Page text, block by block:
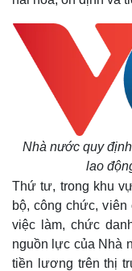
Nhà nước quy
lao
Thứ tư, trong khu
bộ, công chức,
việc làm, chức
nguồn lực của Nhà
tiền lương trên thị